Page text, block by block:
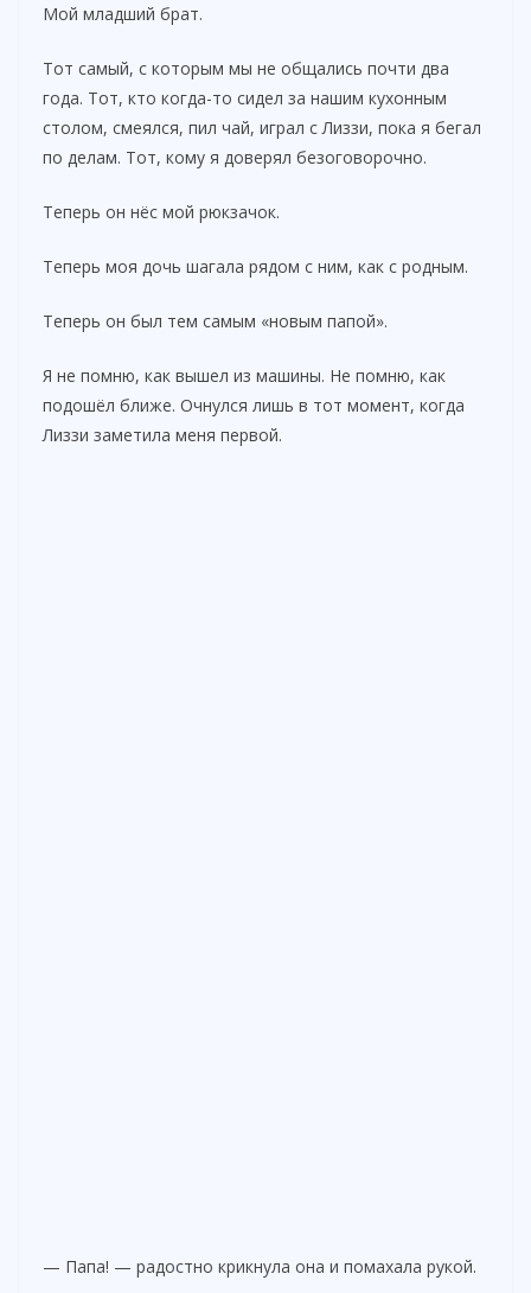
Мой младший брат.
Тот самый, с которым мы не общались почти два
года. Тот, кто когда-то сидел за нашим кухонным
столом, смеялся, пил чай, играл с Лиззи, пока я бегал
по делам. Тот, кому я доверял безоговорочно.
Теперь он нёс мой рюкзачок.
Теперь моя дочь шагала рядом с ним, как с родным.
Теперь он был тем самым «новым папой».
Я не помню, как вышел из машины. Не помню, как
подошёл ближе. Очнулся лишь в тот момент, когда
Лиззи заметила меня первой.
— Папа! — радостно крикнула она и помахала рукой.